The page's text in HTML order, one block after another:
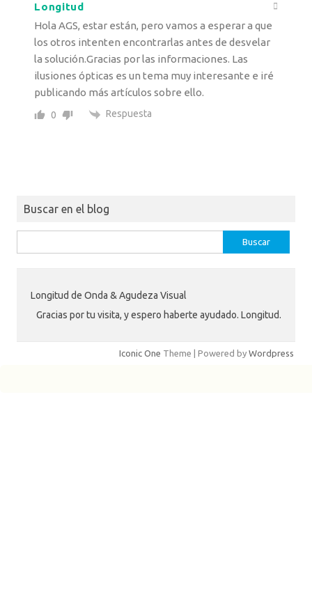
Longitud
Hola AGS, estar están, pero vamos a esperar a que
los otros intenten encontrarlas antes de desvelar
la solución.Gracias por las informaciones. Las
ilusiones ópticas es un tema muy interesante e iré
publicando más artículos sobre ello.
0 Respuesta
Buscar en el blog
Longitud de Onda & Agudeza Visual
Gracias por tu visita, y espero haberte ayudado. Longitud.
Iconic One Theme | Powered by Wordpress